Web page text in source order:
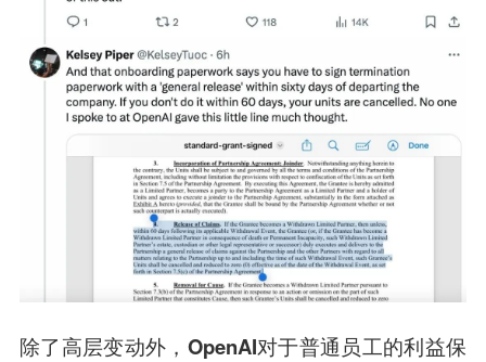
除了高层变动外， OpenAI对于普通员工的利益保